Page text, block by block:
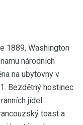
1889, Washington
národních
na ubytovny v
Bezdětný hostinec
jídel.
toast a